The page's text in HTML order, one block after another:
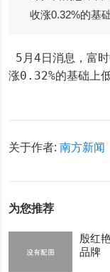
收涨0.32%的基
涨0.32%的基础上
关于作者:南方新闻
为您推荐
殷红
品牌